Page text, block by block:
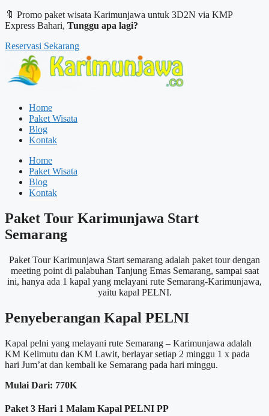
🔖 Promo paket wisata Karimunjawa untuk 3D2N via KMP
Express Bahari, Tunggu apa lagi?
Reservasi Sekarang
Home
Paket Wisata
Blog
Kontak
Home
Paket Wisata
Blog
Kontak
Paket Tour Karimunjawa Start
Semarang
Paket Tour Karimunjawa Start semarang adalah paket tour dengan
meeting point di palabuhan Tanjung Emas Semarang, sampai saat
ini, hanya ada 1 kapal yang melayani rute Semarang-Karimunjawa,
yaitu kapal PELNI.
Penyeberangan Kapal PELNI
Kapal pelni yang melayani rute Semarang – Karimunjawa adalah
KM Kelimutu dan KM Lawit, berlayar setiap 2 minggu 1 x pada
hari Jum’at dan kembali ke Semarang pada hari minggu.
Mulai Dari: 770K
Paket 3 Hari 1 Malam Kapal PELNI PP